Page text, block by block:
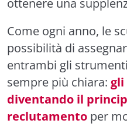
Come ogni anno, le
possibilità di
entrambi gli
sempre più chiara:
diventando il
reclutamento per